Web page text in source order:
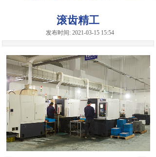
滚齿精工
发布时间: 2021-03-15 15:54